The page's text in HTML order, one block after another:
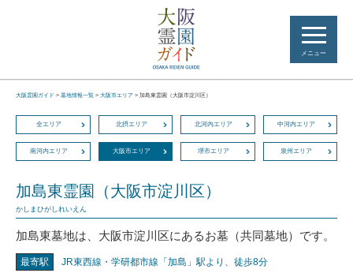
メニュー
大阪霊園ガイド > 墓地情報一覧 > 大阪市エリア > 加島東霊園（大阪市淀川区）
全エリア 北摂エリア 北河内エリア 中河内エリア
南河内エリア 大阪市エリア 堺市エリア 泉州エリア
加島東霊園（大阪市淀川区）
かしまひがしれいえん
加島東墓地は、大阪市淀川区にあるお墓（共同墓地）です。
最寄駅
JR東西線・学研都市線「加島」駅より、徒歩8分